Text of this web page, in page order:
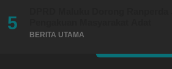
5
BERITA UTAMA